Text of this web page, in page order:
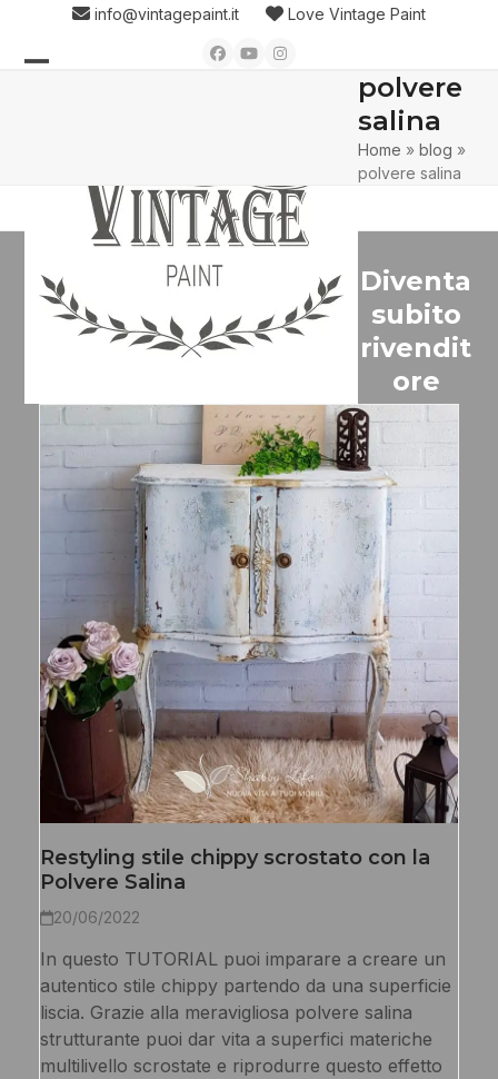
content
info@vintagepaint.it Love Vintage Paint
Facebook
YouTubeInstagram
polvere
salina
Home »blog »
polvere salina
Restyling stile chippy scrostato con la
Polvere Salina
20/06/2022
In questo TUTORIAL puoi imparare a creare un
autentico stile chippy partendo da una superficie
liscia. Grazie alla meravigliosa polvere salina
strutturante puoi dar vita a superfici materiche
multilivello scrostate e riprodurre questo effetto
Diventa
subito
rivendit
ore